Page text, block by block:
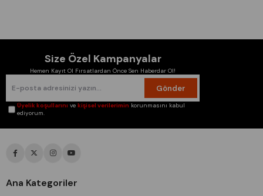
Size Özel Kampanyalar
Hemen Kayıt Ol Fırsatlardan Önce Sen Haberdar Ol!
Gönder
Üyelik koşullarını vekişisel verilerimin korunmasını kabul
ediyorum.
Ana Kategoriler